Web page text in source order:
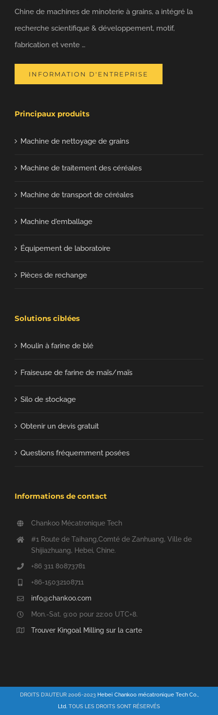
Chine de machines de minoterie à grains, a intégré la
recherche scientifique & développement, motif,
fabrication et vente …
INFORMATION D'ENTREPRISE
Principaux produits
Machine de nettoyage de grains
Machine de traitement des céréales
Machine de transport de céréales
Machine d'emballage
Équipement de laboratoire
Pièces de rechange
Solutions ciblées
Moulin à farine de blé
Fraiseuse de farine de maïs/maïs
Silo de stockage
Obtenir un devis gratuit
Questions fréquemment posées
Informations de contact
Chankoo Mécatronique Tech
#1 Route de Taihang,Comté de Zanhuang, Ville de
Shijiazhuang, Hebei, Chine.
+86 311 80873781
+86-15032108711
info@chankoo.com
Mon.-Sat. 9:00 pour 22:00 UTC+8.
Trouver Kingoal Milling sur la carte
DROITS D'AUTEUR 2006-2023 Hebei Chankoo mécatronique Tech Co.,
Ltd. TOUS LES DROITS SONT RÉSERVÉS